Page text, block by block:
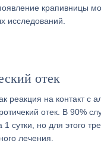
крапивницы
исследований.
отек
реакция на контакт с
отек. В 90%
сутки, но для этого
лечения.